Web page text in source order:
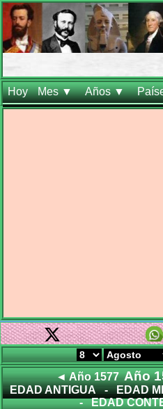
Hoy Mes ▼ Años ▼
◄ Año 1577 Año
EDAD ANTIGUA - EDAD
- EDAD